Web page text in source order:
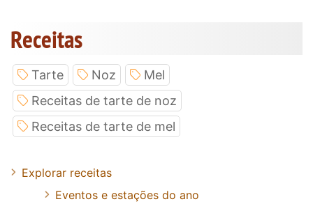
Receitas
Tarte Noz
Mel
Receitas de tarte de noz
Receitas de tarte de mel
Explorar receitas
Eventos e estações do ano